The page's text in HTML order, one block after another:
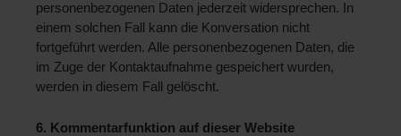
personenbezogenen Daten jederzeit widersprechen. In
einem solchen Fall kann die Konversation nicht
fortgeführt werden. Alle personenbezogenen Daten, die
im Zuge der Kontaktaufnahme gespeichert wurden,
werden in diesem Fall gelöscht.
6. Kommentarfunktion auf dieser Website